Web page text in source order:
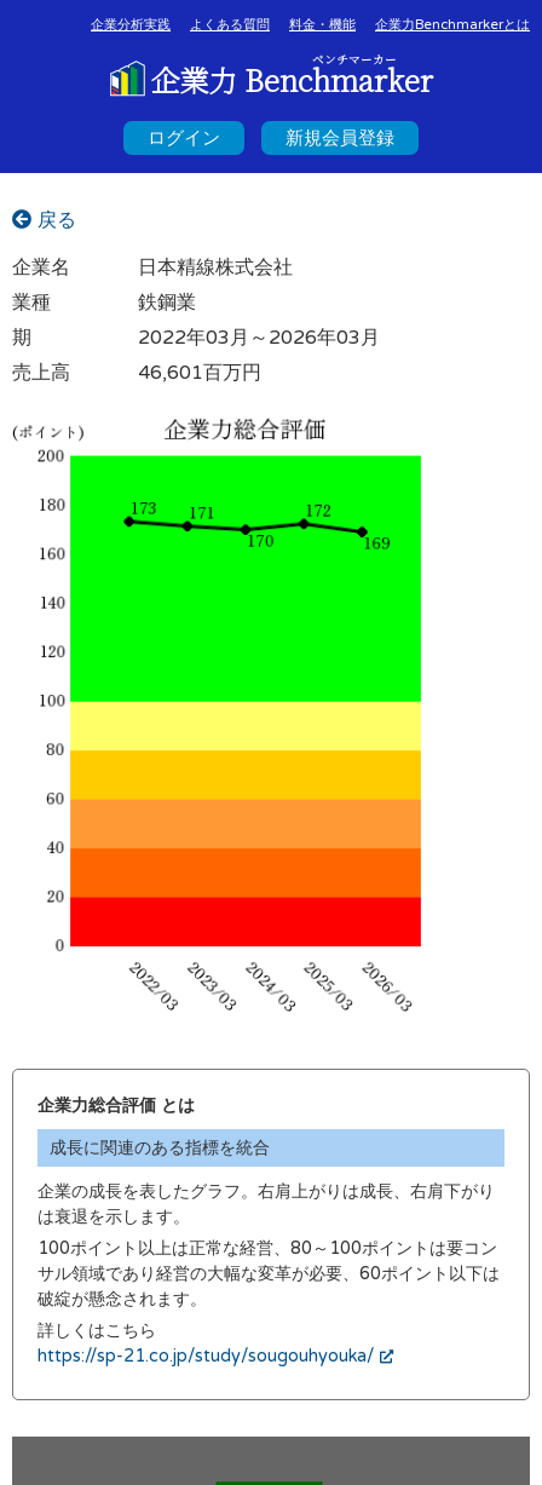
企業分析実践 よくある質問 料金・機能 企業力Benchmarkerとは
ベンチマーカー
企業力 Benchmarker
ログイン 新規会員登録
戻る
企業名
日本精線株式会社
業種
鉄鋼業
期
2022年03月～2026年03月
売上高
46,601百万円
企業力総合評価 とは
成長に関連のある指標を統合
企業の成長を表したグラフ。右肩上がりは成長、右肩下がり
は衰退を示します。
100ポイント以上は正常な経営、80～100ポイントは要コン
サル領域であり経営の大幅な変革が必要、60ポイント以下は
破綻が懸念されます。
詳しくはこちら
https://sp-21.co.jp/study/sougouhyouka/